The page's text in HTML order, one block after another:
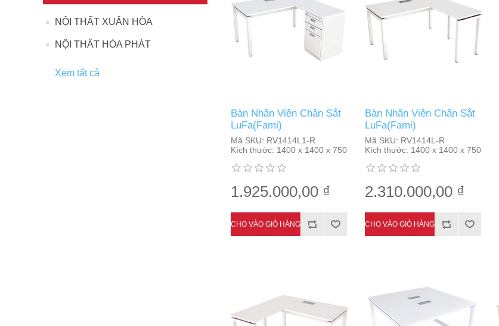
NỘI THẤT XUÂN HÒA
NỘI THẤT HÒA PHÁT
Xem tất cả
Bàn Nhân Viên Chân Sắt
LuFa(Fami)
Mã SKU: RV1414L1-R
Kích thước: 1400 x 1400 x 750
1.925.000,00 ₫
Bàn Nhân Viên Chân Sắt
LuFa(Fami)
Mã SKU: RV1414L-R
Kích thước: 1400 x 1400 x 750
2.310.000,00 ₫